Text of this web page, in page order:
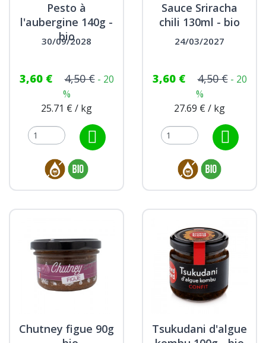
Pesto à
l'aubergine 140g -
bio
30/09/2028
3,60 € 4,50 € - 20
%
25.71 € / kg
Sauce Sriracha
chili 130ml - bio
24/03/2027
3,60 € 4,50 € - 20
%
27.69 € / kg
Chutney figue 90g
Tsukudani d'algue